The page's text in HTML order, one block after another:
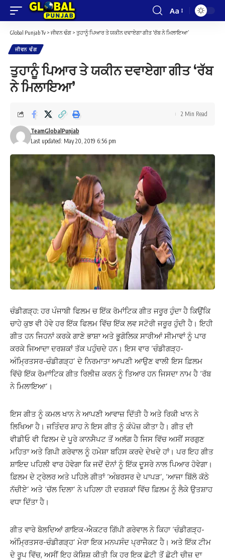
Font
Resizer
Aa
Global Punjab Tv > ਜੀਵਨ ਢੰਗ > ਤੁਹਾਨੂੰ ਪਿਆਰ ਤੇ ਯਕੀਨ ਦਵਾਏਗਾ ਗੀਤ ‘ਰੱਬ ਨੇ ਮਿਲਾਇਆ’
ਜੀਵਨ ਢੰਗ
ਤੁਹਾਨੂੰ ਪਿਆਰ ਤੇ ਯਕੀਨ ਦਵਾਏਗਾ ਗੀਤ ‘ਰੱਬ
ਨੇ ਮਿਲਾਇਆ’
Last updated: May 20, 2019 6:56 pm
TeamGlobalPunjab
2 Min Read
ਚੰਡੀਗੜ੍ਹ: ਹਰ ਪੰਜਾਬੀ ਫਿਲਮ ਚ ਇੱਕ ਰੋਮਾਂਟਿਕ ਗੀਤ ਜਰੂਰ ਹੁੰਦਾ ਹੈ ਕਿਉਂਕਿ
ਚਾਹੇ ਕੁਝ ਵੀ ਹੋਵੇ ਹਰ ਇੱਕ ਫਿਲਮ ਵਿੱਚ ਇੱਕ ਲਵ ਸਟੋਰੀ ਜਰੂਰ ਹੁੰਦੀ ਹੈ। ਇਹੀ
ਗੀਤ ਹਨ ਜਿਹਨਾਂ ਕਰਕੇ ਗਾਣੇ ਭਾਸ਼ਾ ਅਤੇ ਭੂਗੋਲਿਕ ਸਾਰੀਆਂ ਸੀਮਾਵਾਂ ਨੂੰ ਪਾਰ
ਕਰਕੇ ਜਿਆਦਾ ਦਰਸ਼ਕਾਂ ਤੱਕ ਪਹੁੰਚਦੇ ਹਨ। ਇਸ ਵਾਰ ‘ਚੰਡੀਗੜ੍ਹ-
ਅੰਮ੍ਰਿਤਸਰ-ਚੰਡੀਗੜ੍ਹ’ ਦੇ ਨਿਰਮਾਤਾ ਆਪਣੀ ਆਉਣ ਵਾਲੀ ਇਸ ਫ਼ਿਲਮ
ਵਿੱਚੋ ਇੱਕ ਰੋਮਾਾਂਟਿਕ ਗੀਤ ਰਿਲੀਜ਼ ਕਰਨ ਨੂੰ ਤਿਆਰ ਹਨ ਜਿਸਦਾ ਨਾਮ ਹੈ ‘ਰੱਬ
ਨੇ ਮਿਲਾਇਆ’।
ਇਸ ਗੀਤ ਨੂੰ ਕਮਲ ਖਾਨ ਨੇ ਆਪਣੀ ਆਵਾਜ਼ ਦਿੱਤੀ ਹੈ ਅਤੇ ਰਿਕੀ ਖਾਨ ਨੇ
ਲਿਖਿਆ ਹੈ। ਜਤਿੰਦਰ ਸ਼ਾਹ ਨੇ ਇਸ ਗੀਤ ਨੂੰ ਕੰਪੋਜ਼ ਕੀਤਾ ਹੈ। ਗੀਤ ਦੀ
ਵੀਡੀਓ ਵੀ ਫਿਲਮ ਦੇ ਪੂਰੇ ਕਾਨਸੈਪਟ ਤੋਂ ਅਲੱਗ ਹੈ ਜਿਸ ਵਿੱਚ ਅਸੀਂ ਸਰਗੁਣ
ਮਹਿਤਾ ਅਤੇ ਗਿਪੀ ਗਰੇਵਾਲ ਨੂੰ ਹਮੇਸ਼ਾ ਬਹਿਸ ਕਰਦੇ ਦੇਖਦੇ ਹਾਂ। ਪਰ ਇਹ ਗੀਤ
ਸ਼ਾਇਦ ਪਹਿਲੀ ਵਾਰ ਹੋਵੇਗਾ ਕਿ ਜਦੋਂ ਦੋਨਾਂ ਨੂੰ ਇੱਕ ਦੂਸਰੇ ਨਾਲ ਪਿਆਰ ਹੋਵੇਗਾ।
ਫ਼ਿਲਮ ਦੇ ਟ੍ਰੇਲਰ ਅਤੇ ਪਹਿਲੇ ਗੀਤਾਂ ‘ਅੰਬਰਸਰ ਦੇ ਪਾਪੜ’, ‘ਆਜਾ ਬਿੱਲੋ ਕੱਠੇ
ਨੱਚੀਏ’ ਅਤੇ ‘ਚੱਲ ਦਿਲਾ’ ਨੇ ਪਹਿਲਾ ਹੀ ਦਰਸ਼ਕਾਂ ਵਿੱਚ ਫ਼ਿਲਮ ਨੂੰ ਲੈਕੇ ਉਤਸ਼ਾਹ
ਵਧਾ ਦਿੱਤਾ ਹੈ।
ਗੀਤ ਵਾਰੇ ਬੋਲਦਿਆਂ ਗਾਇਕ-ਐਕਟਰ ਗਿੱਪੀ ਗਰੇਵਾਲ ਨੇ ਕਿਹਾ ‘ਚੰਡੀਗੜ੍ਹ-
ਅੰਮ੍ਰਿਤਸਰ-ਚੰਡੀਗੜ੍ਹ’ ਮੇਰਾ ਇਕ ਮਨਪਸੰਦ ਪ੍ਰਾਜੈਕਟ ਹੈ। ਅਤੇ ਇੱਕ ਟੀਮ
ਦੇ ਰੂਪ ਵਿੱਚ, ਅਸੀਂ ਇਹ ਕੋਸ਼ਿਸ਼ ਕੀਤੀ ਕਿ ਹਰ ਇਕ ਛੋਟੀ ਤੋਂ ਛੋਟੀ ਚੀਜ਼ ਦਾ